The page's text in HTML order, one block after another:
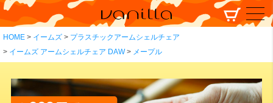
HOME イームズ
プラスチックアームシェルチェア
イームズ アームシェルチェア DAW
メープル